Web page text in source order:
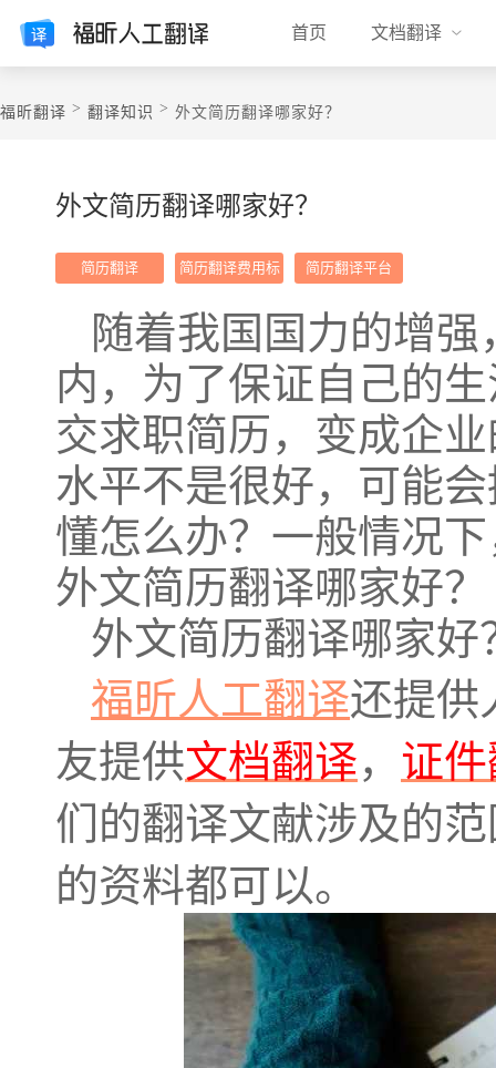
首页 文档翻译
福昕翻译 > 翻译知识 > 外文简历翻译哪家好？
外文简历翻译哪家好？
简历翻译
简历翻译费用标
简历翻译平台
随着我国国力的增
内，为了保证自己的
交求职简历，变成企
水平不是很好，可能
懂怎么办？一般情况
外文简历翻译哪家好？
外文简历翻译哪家好
福昕人工翻译还提供
友提供文档翻译， 证
们的翻译文献涉及的
的资料都可以。